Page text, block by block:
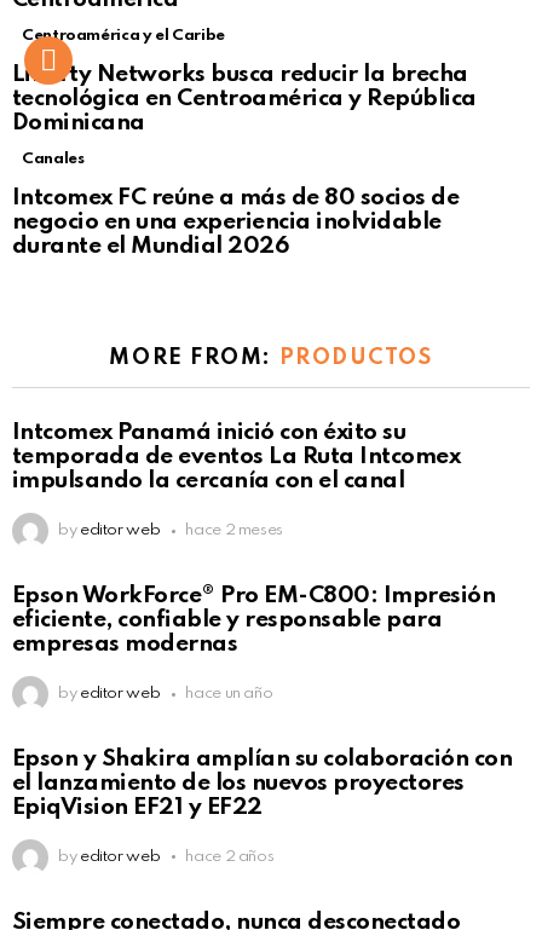
Centroamérica y el Caribe
Liberty Networks busca reducir la brecha
tecnológica en Centroamérica y República
Dominicana
Canales
Intcomex FC reúne a más de 80 socios de
negocio en una experiencia inolvidable
durante el Mundial 2026
MORE FROM: PRODUCTOS
Intcomex Panamá inició con éxito su
temporada de eventos La Ruta Intcomex
impulsando la cercanía con el canal
by editor web hace 2 meses
Epson WorkForce® Pro EM-C800: Impresión
eficiente, confiable y responsable para
empresas modernas
by editor web hace un año
Epson y Shakira amplían su colaboración con
el lanzamiento de los nuevos proyectores
EpiqVision EF21 y EF22
by editor web hace 2 años
Siempre conectado, nunca desconectado